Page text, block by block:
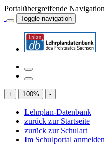
Portalübergreifende Navigation
Toggle navigation
+ 100% -
Lehrplan-Datenbank
zurück zur Startseite
zurück zur Schulart
Im Schulportal anmelden